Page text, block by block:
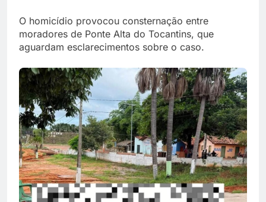
O homicídio provocou consternação entre
moradores de Ponte Alta do Tocantins, que
aguardam esclarecimentos sobre o caso.